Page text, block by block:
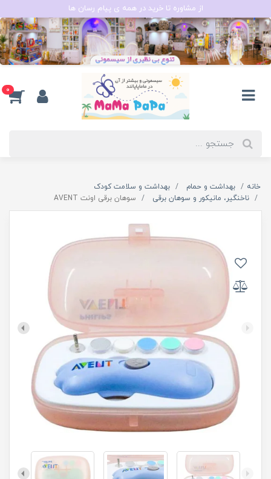
از مشاوره تا خرید در همه ی پیام رسان ها
0
خانه بهداشت و حمام
بهداشت و سلامت کودک
ناخنگیر، مانیکور و سوهان برقی
سوهان برقی اونت AVENT